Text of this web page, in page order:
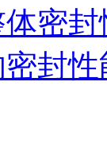
密
封